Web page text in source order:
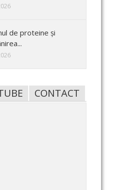
de proteine și
CONTACT